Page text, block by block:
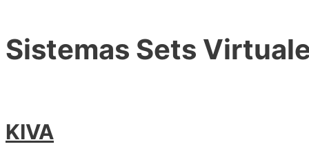
Sistemas Sets
KIVA